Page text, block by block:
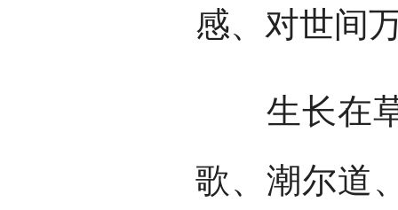
感、对世间
生长在草
歌、潮尔道